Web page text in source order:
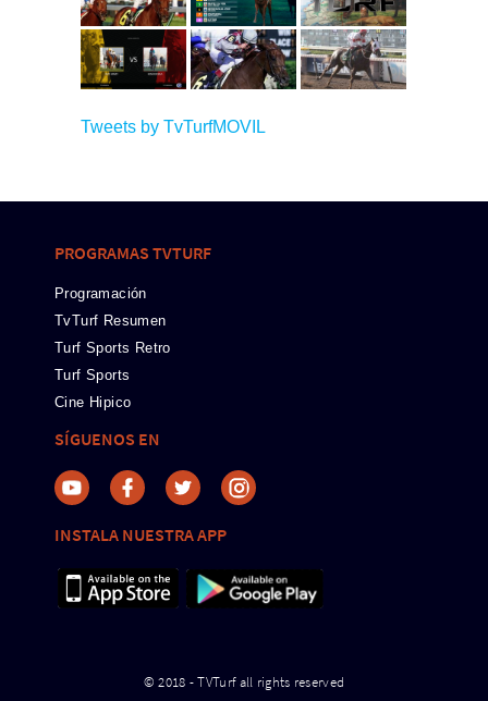
Tweets by TvTurfMOVIL
PROGRAMAS TVTURF
Programación
TvTurf Resumen
Turf Sports Retro
Turf Sports
Cine Hipico
SÍGUENOS EN
INSTALA NUESTRA APP
© 2018 - TVTurf all rights reserved